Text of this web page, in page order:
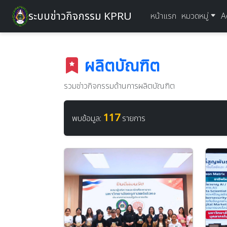
ระบบข่าวกิจกรรม KPRU หน้าแรก หมวดหมู่
ผลิตบัณฑิต
รวมข่าวกิจกรรมด้านการผลิตบัณฑิต
พบข้อมูล: 117 รายการ